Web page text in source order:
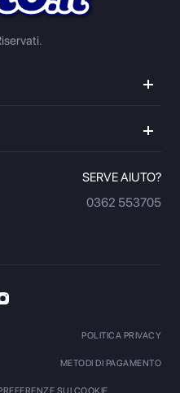
SERVE AIUTO?
0362 553705
POLITICA PRIVACY
METODI DI PAGAMENTO